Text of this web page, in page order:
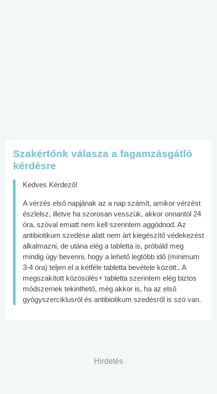
Szakértőnk válasza a fagamzásgátló
kérdésre
Kedves Kérdező!
A vérzés első napjának az a nap számít, amikor vérzést
észlelsz, illetve ha szorosan vesszük, akkor onnantól 24
óra, szóval emiatt nem kell szerintem aggódnod. Az
antibiotikum szedése alatt nem árt kiegészítő védekezést
alkalmazni, de utána elég a tabletta is, próbáld meg
mindig úgy bevenni, hogy a lehető legtöbb idő (minimum
3-4 óra) teljen el a kétféle tabletta bevétele között.. A
megszakított közösülés+ tabletta szerintem elég biztos
módszernek tekinthető, még akkor is, ha az első
gyógyszerciklusról és antibiotikum szedésről is szó van.
Hirdetés